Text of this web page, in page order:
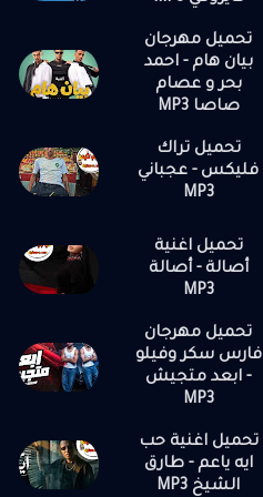
تحميل مهرجان
بيان هام - احمد
بحر و عصام
صاصا MP3
تحميل تراك
فليكس - عجباني
MP3
تحميل اغنية
أصالة - أصالة
MP3
تحميل مهرجان
فارس سكر وفيلو
- ابعد متجيش
MP3
تحميل اغنية حب
ايه ياعم - طارق
الشيخ MP3